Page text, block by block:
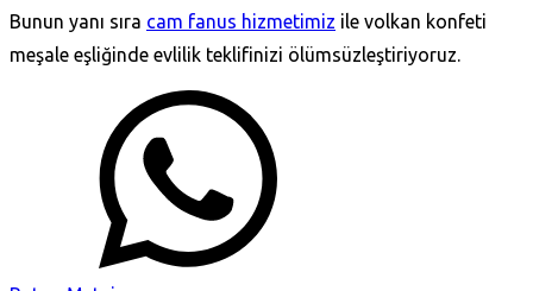
Bunun yanı sıra cam fanus hizmetimiz ile volkan konfeti
meşale eşliğinde evlilik teklifinizi ölümsüzleştiriyoruz.